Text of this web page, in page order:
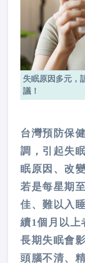
失眠原因多元，
議！
台灣預防保
調，引起失
眠原因、改
若是每星期
佳、難以入
續1個月以上
長期失眠會
頭腦不清、